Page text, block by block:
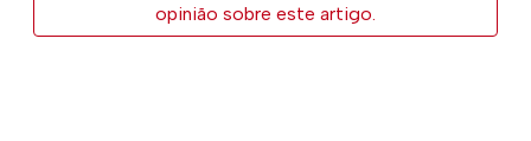
opinião sobre este artigo.